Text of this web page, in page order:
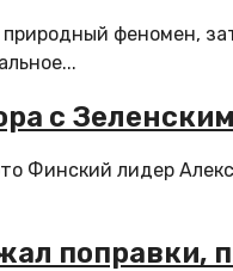
природный феномен,
с
Финский лидер
поправки,